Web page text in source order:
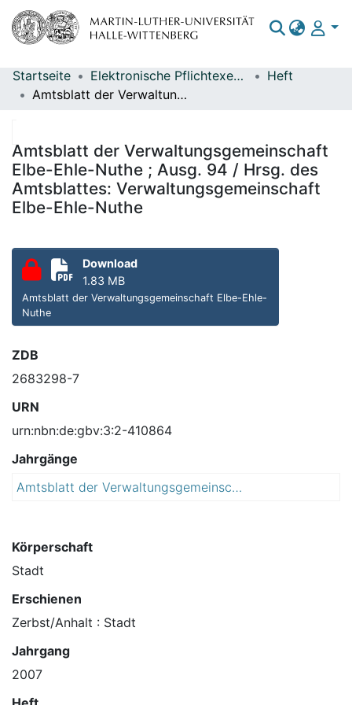
Bereiche & Sammlungen
Statistiken
Startseite Elektronische Pflichtexemplare
Heft
Amtsblatt der Verwaltungsgemeinschaft Elbe-Ehle-Nuthe ; Ausg. 94 / Hrsg. des Amtsblattes: Verwaltungsgemeinschaft Elbe-Ehle-Nuthe
Amtsblatt der Verwaltungsgemeinschaft
Elbe-Ehle-Nuthe ; Ausg. 94 / Hrsg. des
Amtsblattes: Verwaltungsgemeinschaft
Elbe-Ehle-Nuthe
Download
1.83 MB
Amtsblatt der Verwaltungsgemeinschaft Elbe-Ehle-
Nuthe
ZDB
2683298-7
URN
urn:nbn:de:gbv:3:2-410864
Jahrgänge
Amtsblatt der Verwaltungsgemeinschaft Elbe-Ehle-Nuthe
Körperschaft
Stadt
Erschienen
Zerbst/Anhalt : Stadt
Jahrgang
2007